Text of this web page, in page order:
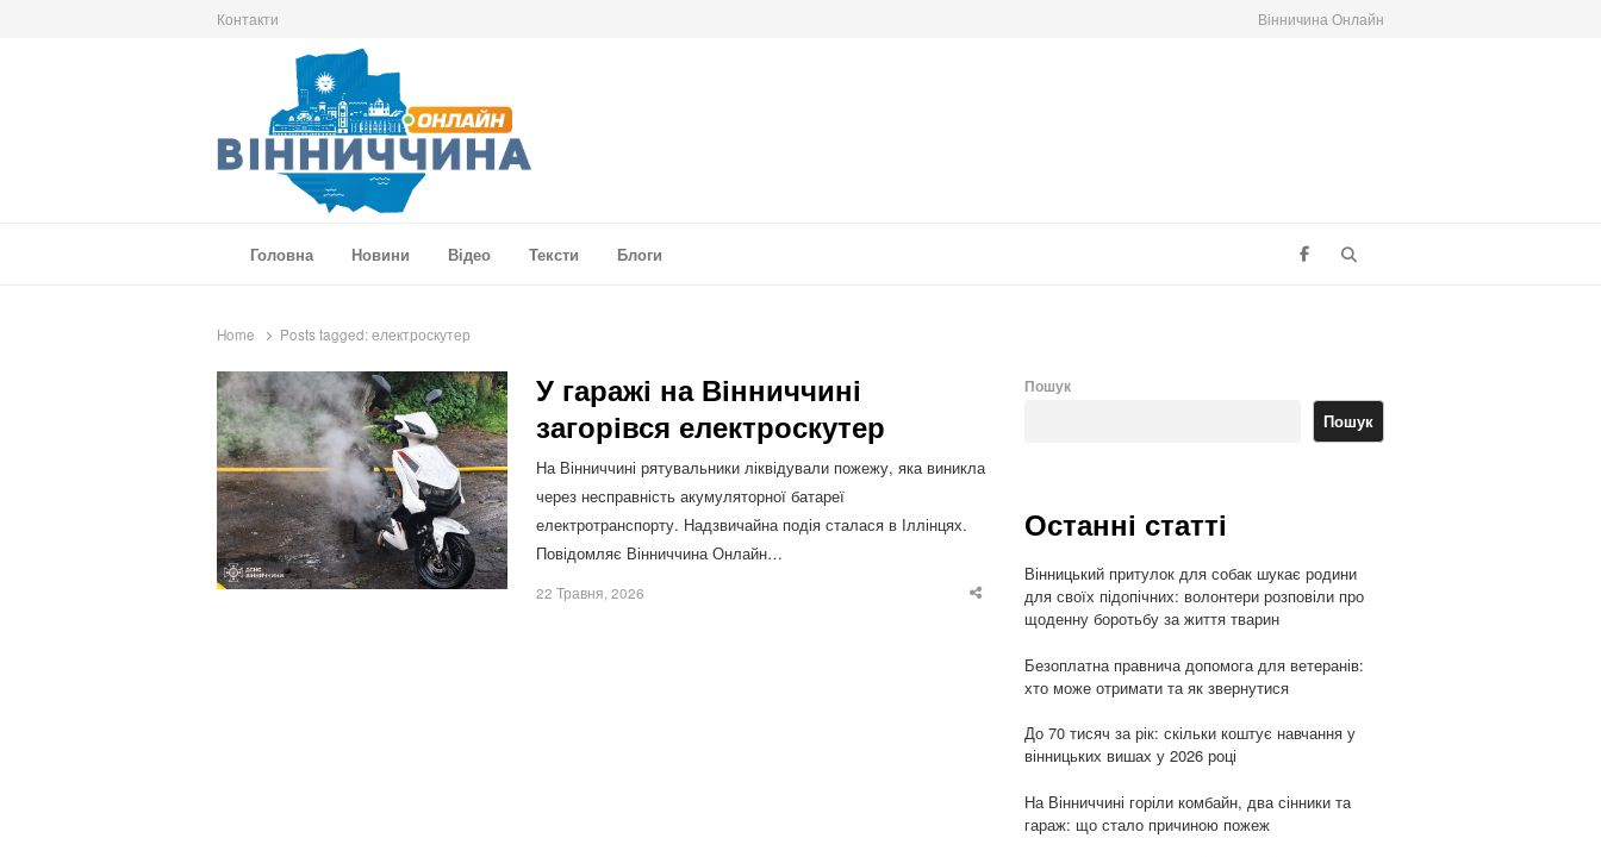
Контакти Вінничина Онлайн
Головна
Новини Відео Тексти Блоги
Home Posts tagged: електроскутер
У гаражі на Вінниччині
загорівся електроскутер
На Вінниччині рятувальники ліквідували пожежу, яка виникла
через несправність акумуляторної батареї
електротранспорту. Надзвичайна подія сталася в Іллінцях.
Повідомляє Вінниччина Онлайн…
22 Травня, 2026
Share
Пошук
Пошук
Останні статті
Вінницький притулок для собак шукає родини
для своїх підопічних: волонтери розповіли про
щоденну боротьбу за життя тварин
Безоплатна правнича допомога для ветеранів:
хто може отримати та як звернутися
До 70 тисяч за рік: скільки коштує навчання у
вінницьких вишах у 2026 році
На Вінниччині горіли комбайн, два сінники та
гараж: що стало причиною пожеж